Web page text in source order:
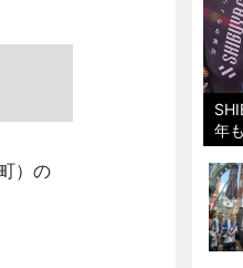
）の
年